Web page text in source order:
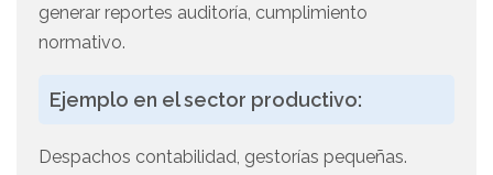
generar reportes auditoría, cumplimiento
normativo.
Ejemplo en el sector productivo:
Despachos contabilidad, gestorías pequeñas.